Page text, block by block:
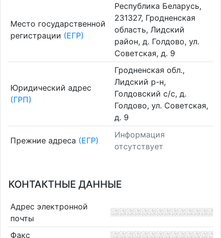
Место государственной
регистрации (ЕГР)
Республика Беларусь,
231327, Гродненская
область, Лидский
район, д. Голдово, ул.
Советская, д. 9
Юридический адрес
(ГРП)
Гродненская обл.,
Лидский р-н,
Голдовский с/с, д.
Голдово, ул. Советская,
д. 9
Прежние адреса (ЕГР)
Информация
отсутствует
КОНТАКТНЫЕ ДАННЫЕ
Адрес электронной
почты
Факс